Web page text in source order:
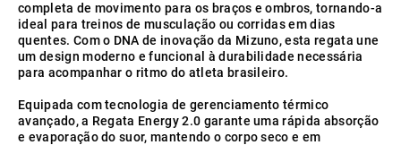
completa de movimento para os braços e ombros, tornando-a
ideal para treinos de musculação ou corridas em dias
quentes. Com o DNA de inovação da Mizuno, esta regata une
um design moderno e funcional à durabilidade necessária
para acompanhar o ritmo do atleta brasileiro.
Equipada com tecnologia de gerenciamento térmico
avançado, a Regata Energy 2.0 garante uma rápida absorção
e evaporação do suor, mantendo o corpo seco e em